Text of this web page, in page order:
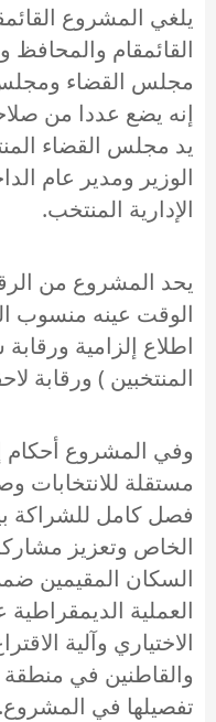
يلغي المشروع
القائمقام والمحافظ
مجلس القضاء ومجلس
إنه يضع عددا من
يد مجلس القضاء
الوزير ومدير عام
الإدارية المنتخب.
يحد المشروع من
الوقت عينه منسوب
اطلاع إلزامية
المنتخبين ) ورقابة
وفي المشروع أحكام
مستقلة
فصل كامل للشراكة
الخاص وتعزيز
السكان المقيمين
العملية
الاختياري وآلية
والقاطنين في
تفصيلها في المشروع.